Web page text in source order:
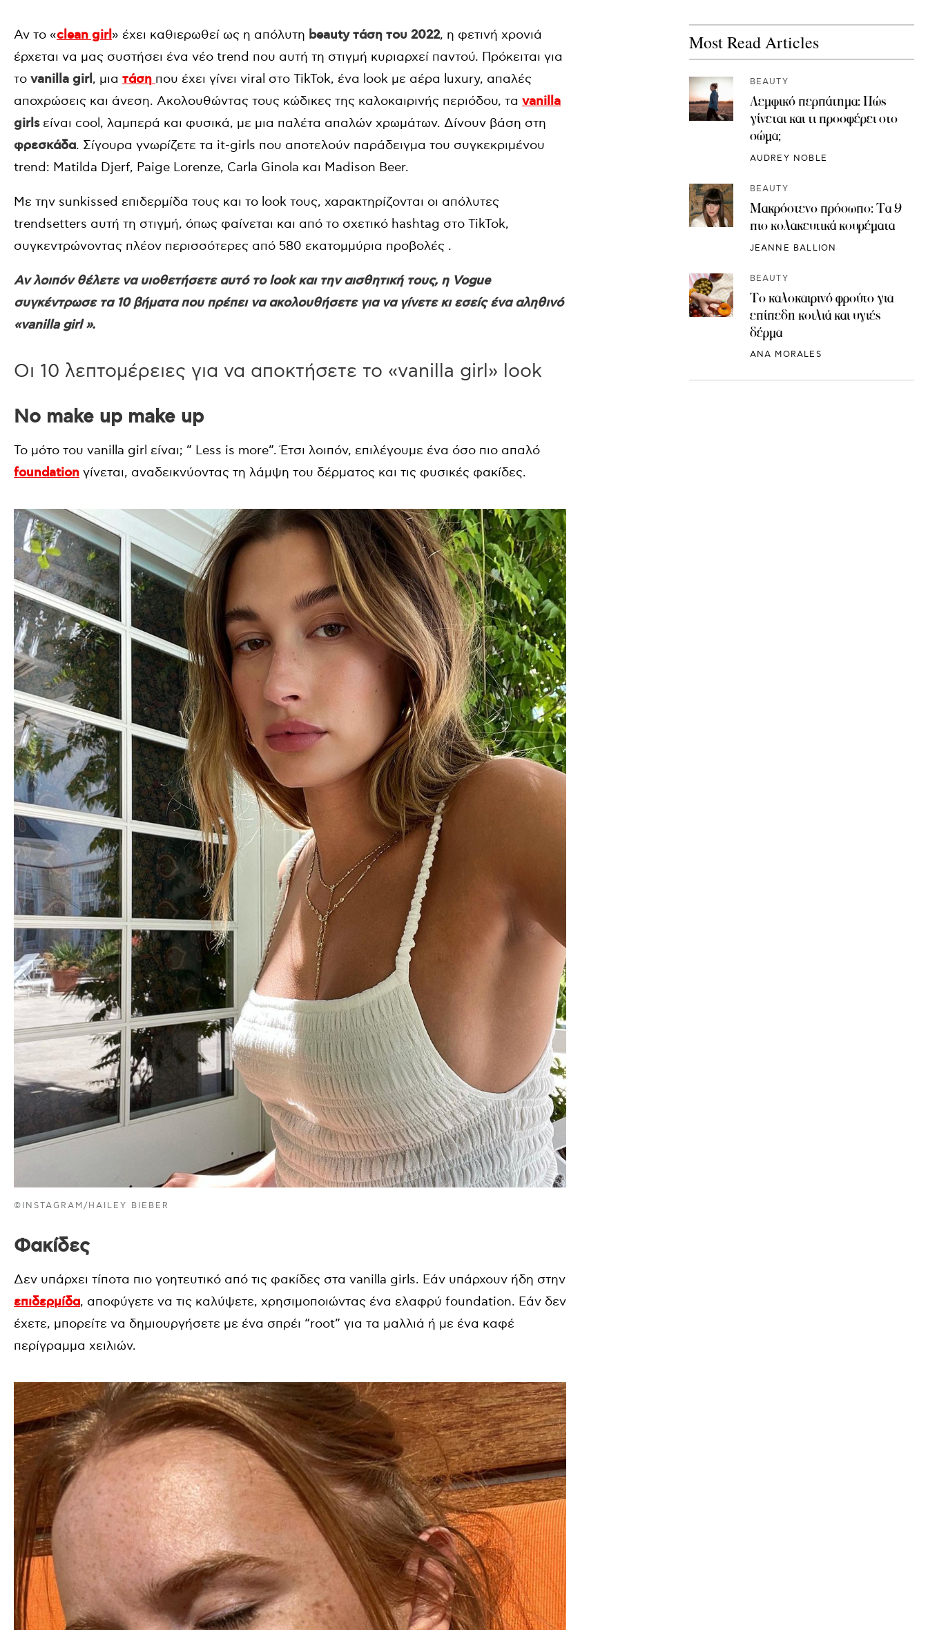
Αν το «clean girl» έχει καθιερωθεί ως η απόλυτη beauty τάση του 2022, η φετινή χρονιά
έρχεται να μας συστήσει ένα νέο trend που αυτή τη στιγμή κυριαρχεί παντού. Πρόκειται για
το vanilla girl, μια τάση που έχει γίνει viral στο TikTok, ένα look με αέρα luxury, απαλές
αποχρώσεις και άνεση. Ακολουθώντας τους κώδικες της καλοκαιρινής περιόδου, τα vanilla
girlsείναι cool, λαμπερά και φυσικά, με μια παλέτα απαλών χρωμάτων. Δίνουν βάση στη
φρεσκάδα. Σίγουρα γνωρίζετε τα it-girls που αποτελούν παράδειγμα του συγκεκριμένου
trend: Matilda Djerf, Paige Lorenze, Carla Ginola και Madison Beer.
Με την sunkissed επιδερμίδα τους και το look τους, χαρακτηρίζονται οι απόλυτες
trendsetters αυτή τη στιγμή, όπως φαίνεται και από το σχετικό hashtag στο TikTok,
συγκεντρώνοντας πλέον περισσότερες από 580 εκατομμύρια προβολές .
Αν λοιπόν θέλετε να υιοθετήσετε αυτό το look και την αισθητική τους, η Vogue
συγκέντρωσε τα 10 βήματα που πρέπει να ακολουθήσετε για να γίνετε κι εσείς ένα αληθινό
«vanilla girl ».
Οι 10 λεπτομέρειες για να αποκτήσετε το «vanilla girl» look
Νο make up make up
Το μότο του vanilla girl είναι; ” Less is more”. Έτσι λοιπόν, επιλέγουμε ένα όσο πιο απαλό
foundation γίνεται, αναδεικνύοντας τη λάμψη του δέρματος και τις φυσικές φακίδες.
©INSTAGRAM/HAILEY BIEBER
Φακίδες
Δεν υπάρχει τίποτα πιο γοητευτικό από τις φακίδες στα vanilla girls. Εάν υπάρχουν ήδη στην
επιδερμίδα, αποφύγετε να τις καλύψετε, χρησιμοποιώντας ένα ελαφρύ foundation. Εάν δεν
έχετε, μπορείτε να δημιουργήσετε με ένα σπρέι “root” για τα μαλλιά ή με ένα καφέ
περίγραμμα χειλιών.
Most Read Articles
BEAUTY
Λεμφικό περπάτημα: Πώς
γίνεται και τι προσφέρει στο
σώμα;
AUDREY NOBLE
BEAUTY
Μακρόστενο πρόσωπο: Τα 9
πιο κολακευτικά κουρέματα
JEANNE BALLION
BEAUTY
Το καλοκαιρινό φρούτο για
επίπεδη κοιλιά και υγιές
δέρμα
ANA MORALES